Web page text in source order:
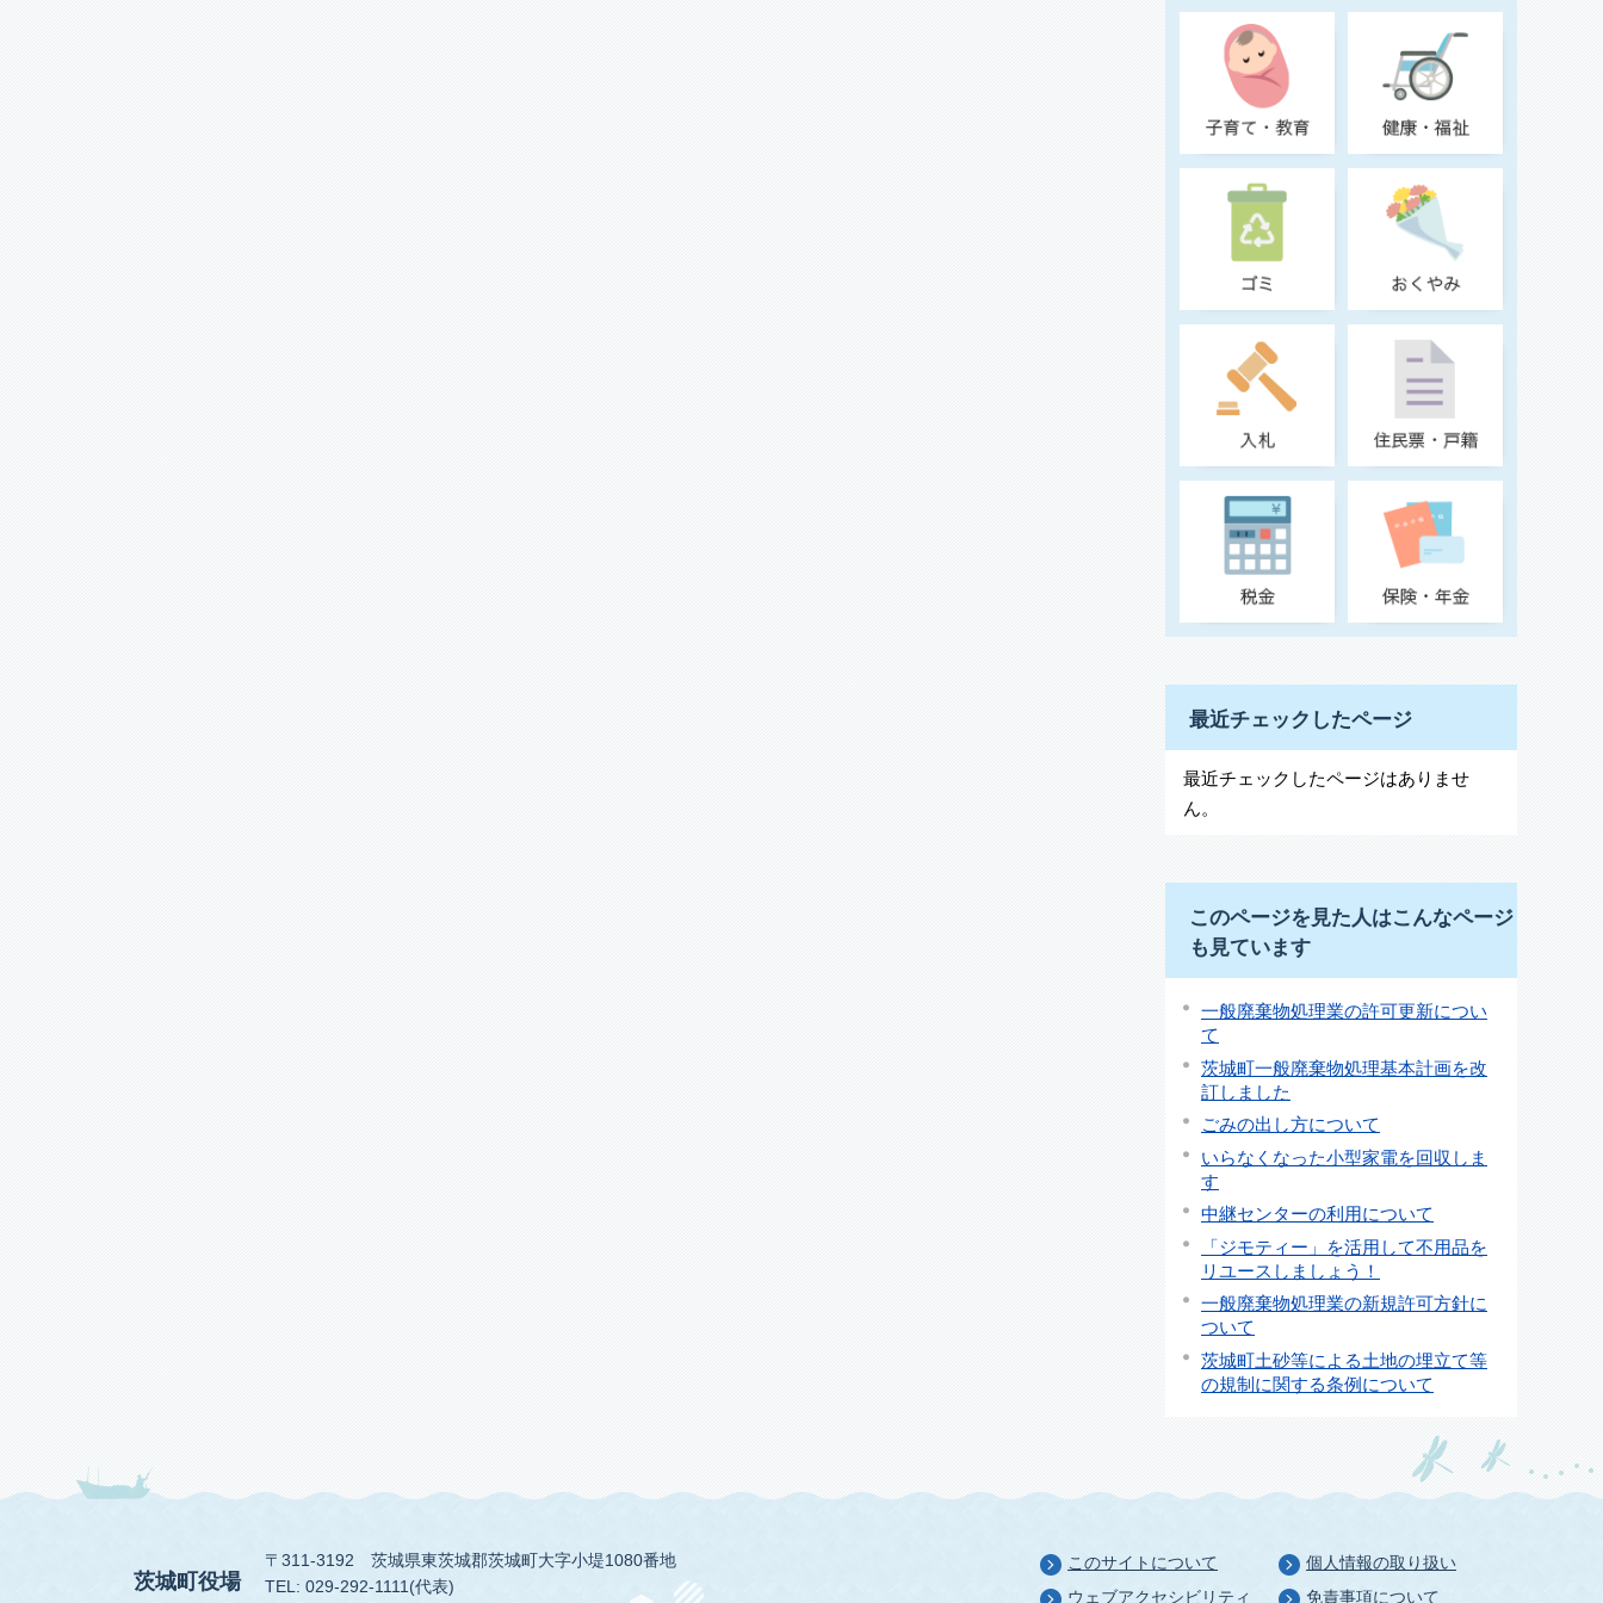
最近チェックしたページ
最近チェックしたページはありませ
ん。
このページを見た人はこんなページ
も見ています
一般廃棄物処理業の許可更新につい
て
茨城町一般廃棄物処理基本計画を改
訂しました
ごみの出し方について
いらなくなった小型家電を回収しま
す
中継センターの利用について
「ジモティー」を活用して不用品を
リユースしましょう！
一般廃棄物処理業の新規許可方針に
ついて
茨城町土砂等による土地の埋立て等
の規制に関する条例について
茨城町役場
〒311-3192
茨城県東茨城郡茨城町大字小堤1080番地
TEL: 029-292-1111(代表)
このサイトについて
個人情報の取り扱い
ウェブアクセシビリティ
免責事項について